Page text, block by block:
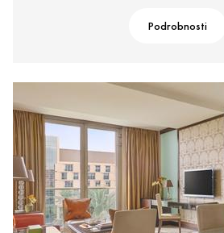
Podrobnosti